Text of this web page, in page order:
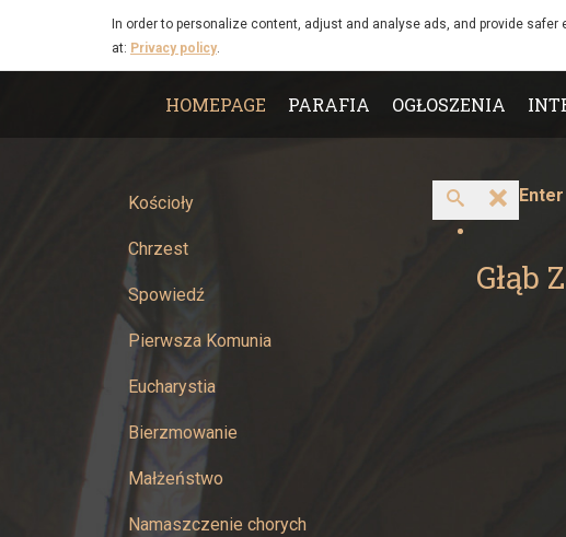
Kombatant
-
Parafia
Najświętszej
Maryi
Panny
Żywcu
In order to personalize content, adjust and analyse ads, and provide
at: Privacy policy.
Main
menu
HOMEPAGE PARAFIA OGŁOSZENIA
Kościoły
Chrzest
Spowiedź
Pierwsza Komunia
Eucharystia
Bierzmowanie
Małżeństwo
Namaszczenie chorych
Głąb